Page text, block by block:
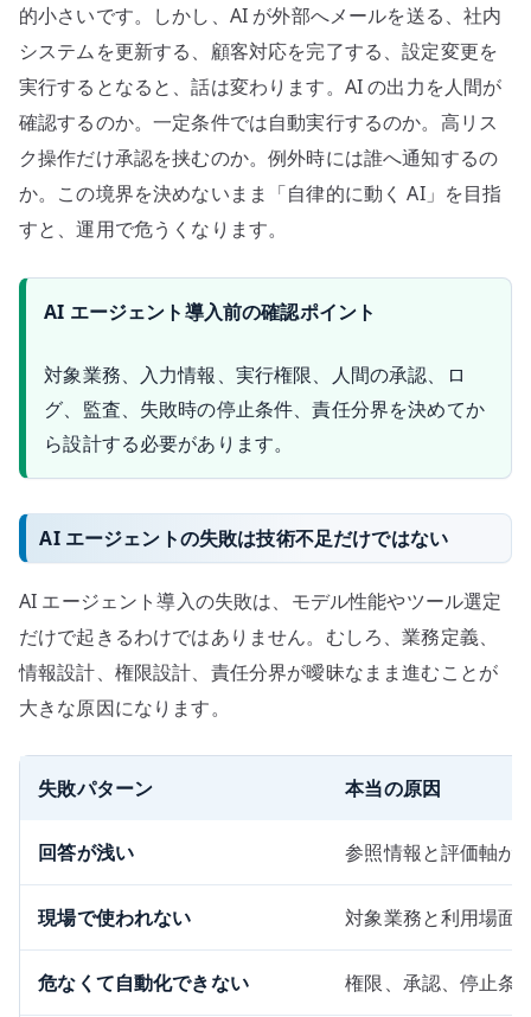
的小さいです。しかし、AI が外部へメールを送る、社内
システムを更新する、顧客対応を完了する、設定変更を
実行するとなると、話は変わります。AI の出力を人間が
確認するのか。一定条件では自動実行するのか。高リス
ク操作だけ承認を挟むのか。例外時には誰へ通知するの
か。この境界を決めないまま「自律的に動く AI」を目指
すと、運用で危うくなります。
AI エージェント導入前の確認ポイント
対象業務、入力情報、実行権限、人間の承認、ロ
グ、監査、失敗時の停止条件、責任分界を決めてか
ら設計する必要があります。
AI エージェントの失敗は技術不足だけではない
AI エージェント導入の失敗は、モデル性能やツール選定
だけで起きるわけではありません。むしろ、業務定義、
情報設計、権限設計、責任分界が曖昧なまま進むことが
大きな原因になります。
失敗パターン 本当の原因
回答が浅い 参照情報と評価軸が
現場で使われない 対象業務と利用場面
危なくて自動化できない 権限、承認、停止条